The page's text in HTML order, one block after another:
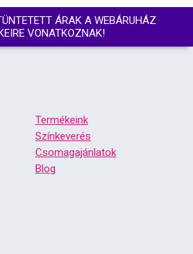
ÁRAK A WEBÁRUHÁZ
VONATKOZNAK!
Termékeink
Színkeverés
Csomagajánlatok
Blog